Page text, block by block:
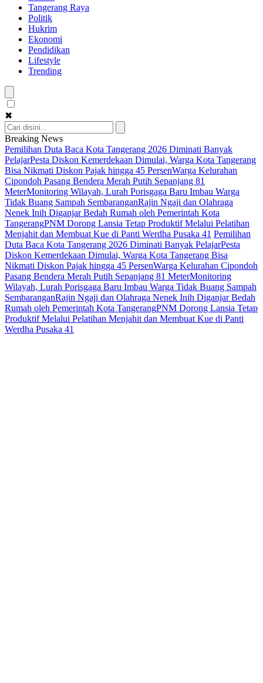
Tangerang Raya
Politik
Hukrim
Ekonomi
Pendidikan
Lifestyle
Trending
✖
Breaking News
Pemilihan Duta Baca Kota Tangerang 2026 Diminati Banyak
PelajarPesta Diskon Kemerdekaan Dimulai, Warga Kota Tangerang
Bisa Nikmati Diskon Pajak hingga 45 PersenWarga Kelurahan
Cipondoh Pasang Bendera Merah Putih Sepanjang 81
MeterMonitoring Wilayah, Lurah Porisgaga Baru Imbau Warga
Tidak Buang Sampah SembaranganRajin Ngaji dan Olahraga
Nenek Inih Diganjar Bedah Rumah oleh Pemerintah Kota
TangerangPNM Dorong Lansia Tetap Produktif Melalui Pelatihan
Menjahit dan Membuat Kue di Panti Werdha Pusaka 41 Pemilihan
Duta Baca Kota Tangerang 2026 Diminati Banyak PelajarPesta
Diskon Kemerdekaan Dimulai, Warga Kota Tangerang Bisa
Nikmati Diskon Pajak hingga 45 PersenWarga Kelurahan Cipondoh
Pasang Bendera Merah Putih Sepanjang 81 MeterMonitoring
Wilayah, Lurah Porisgaga Baru Imbau Warga Tidak Buang Sampah
SembaranganRajin Ngaji dan Olahraga Nenek Inih Diganjar Bedah
Rumah oleh Pemerintah Kota TangerangPNM Dorong Lansia Tetap
Produktif Melalui Pelatihan Menjahit dan Membuat Kue di Panti
Werdha Pusaka 41